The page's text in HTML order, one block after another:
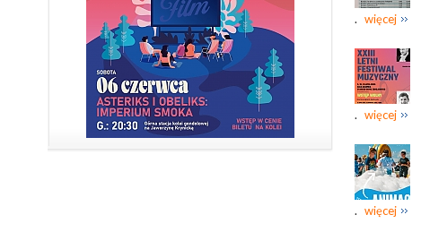
. więcej
. więcej
. więcej